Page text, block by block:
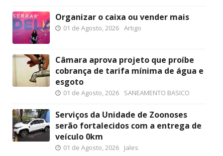
Organizar o caixa ou vender mais
01 de Agosto, 2026 Artigo
Câmara aprova projeto que proíbe
cobrança de tarifa mínima de água e
esgoto
01 de Agosto, 2026 SANEAMENTO BASICO
Serviços da Unidade de Zoonoses
serão fortalecidos com a entrega de
veículo 0km
01 de Agosto, 2026 Jales